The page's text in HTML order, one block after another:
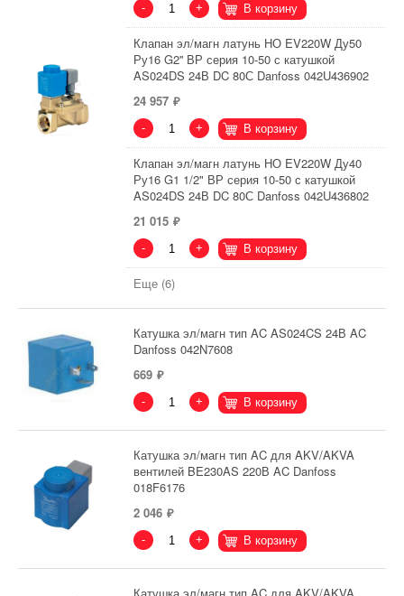
- + В корзину
Клапан эл/магн латунь НО EV220W Ду50
Ру16 G2'' ВР серия 10-50 с катушкой
AS024DS 24В DC 80С Danfoss 042U436902
24 957
- + В корзину
Клапан эл/магн латунь НО EV220W Ду40
Ру16 G1 1/2" ВР серия 10-50 с катушкой
AS024DS 24В DC 80С Danfoss 042U436802
21 015
- + В корзину
Еще (6)
Катушка эл/магн тип AC AS024CS 24В AC
Danfoss 042N7608
669
- + В корзину
Катушка эл/магн тип AC для AKV/AKVA
вентилей BE230AS 220В AC Danfoss
018F6176
2 046
- + В корзину